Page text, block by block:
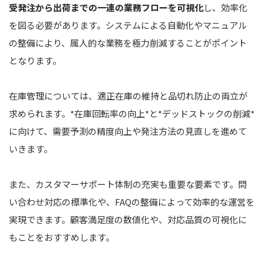
受発注から出荷までの一連の業務フローを可視化し、効率化
を図る必要があります。システムによる自動化やマニュアル
の整備により、属人的な業務を極力削減することがポイント
となります。
在庫管理については、適正在庫の維持と品切れ防止の両立が
求められます。*在庫回転率の向上*と*デッドストックの削減*
に向けて、需要予測の精度向上や発注方法の見直しを進めて
いきます。
また、カスタマーサポート体制の充実も重要な要素です。問
い合わせ対応の標準化や、FAQの整備によって効率的な運営を
実現できます。顧客満足度の数値化や、対応品質の可視化に
もことをおすすめします。